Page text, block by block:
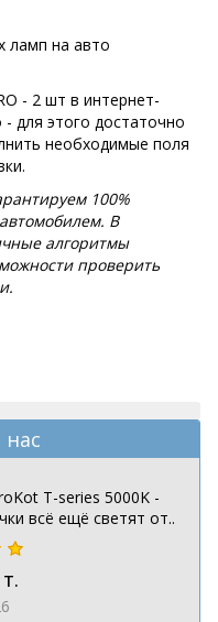
ламп на авто
- 2 шт в интернет-
для этого достаточно
необходимые поля
100%
В
алгоритмы
проверить
T-series 5000K -
всё ещё светят от..
Т.